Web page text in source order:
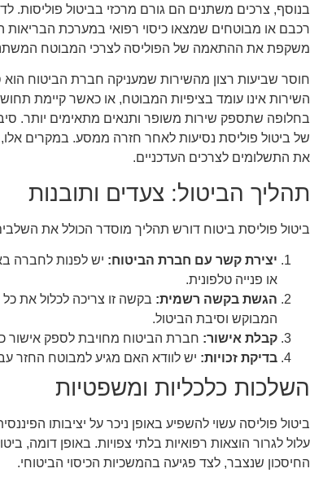
בנוסף, צרכים משתנים הם גורם מרכזי בביטול
רכבם או מבוטחים שמצאו כיסוי רפואי במערכת הבריאות
משקפת את ההתאמה של הפוליסה לצרכי המבוטח
חוסר שביעות רצון מהשירות שמעניקה חברת הביטוח
השירות אינו עומד בציפיות המבוטח, או כאשר קיימת
בחלופה שתספק שירות משופר ותנאים מתאימים יותר.
של ביטול פוליסת נסיעות לאחר חזרה ממסע. במקרים
את התשלומים לצרכים העדכניים.
תהליך הביטול: צעדים ותובנות
ביטול פוליסת ביטוח דורש תהליך מוסדר הכולל את
יצירת קשר עם חברת הביטוח: יש לפנות לחברה
או פנייה טלפונית.
הגשת בקשה רשמית: בקשה זו צריכה לכלול את
המבוקש וסיבת הביטול.
קבלת אישור: חברת הביטוח מחויבת לספק אישור
בדיקת זכויות: יש לוודא האם מגיע למבוטח החזר
השלכות כלכליות ומשפטיות
ביטול פוליסה עשוי להשפיע באופן ניכר על יציבותו
עלול לגרור הוצאות רפואיות בלתי צפויות. באופן דומה,
החיסכון שנצבר, לצד פגיעה בהמשכיות הכיסוי הביטוחי.